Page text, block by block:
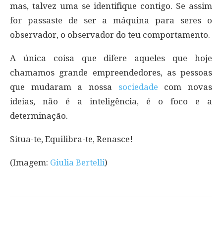
mas, talvez uma se identifique contigo. Se assim
for passaste de ser a máquina para seres o
observador, o observador do teu comportamento.
A única coisa que difere aqueles que hoje
chamamos grande empreendedores, as pessoas
que mudaram a nossa sociedade com novas
ideias, não é a inteligência, é o foco e a
determinação.
Situa-te, Equilibra-te, Renasce!
(Imagem: Giulia Bertelli)